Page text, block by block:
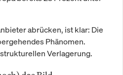
abrücken, ist klar: Die
Phänomen.
Verlagerung.